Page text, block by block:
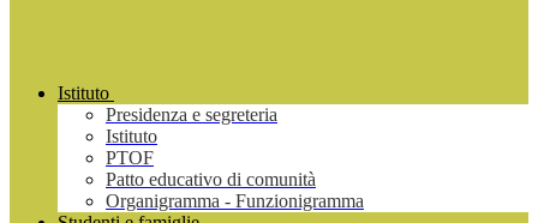
Istituto
Presidenza e segreteria
Istituto
PTOF
Patto educativo di comunità
Organigramma - Funzionigramma